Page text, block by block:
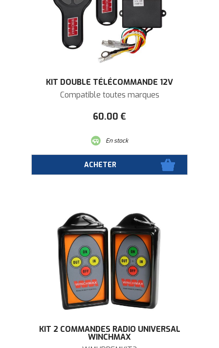
KIT DOUBLE TÉLÉCOMMANDE 12V
Compatible toutes marques
60.00 €
En stock
KIT 2 COMMANDES RADIO UNIVERSAL
WINCHMAX